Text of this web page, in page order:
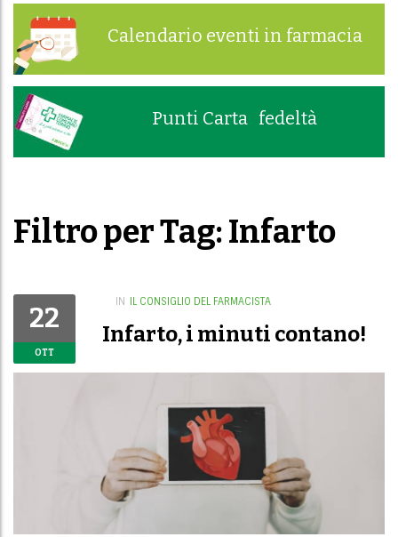
Calendario eventi in farmacia
Punti Carta fedeltà
Filtro per Tag: Infarto
22
OTT
IN IL CONSIGLIO DEL FARMACISTA
Infarto, i minuti contano!